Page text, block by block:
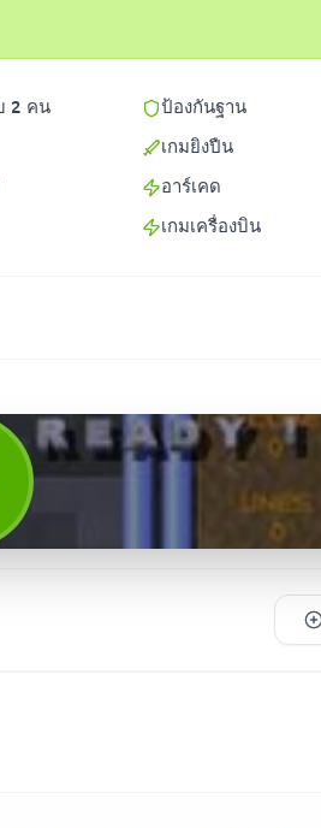
2 คน
ป้องกันฐาน
เกมยิงปืน
อาร์เคด
เกมเครื่องบิน